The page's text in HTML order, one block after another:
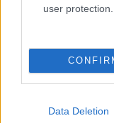
user protection.
Data Deletion